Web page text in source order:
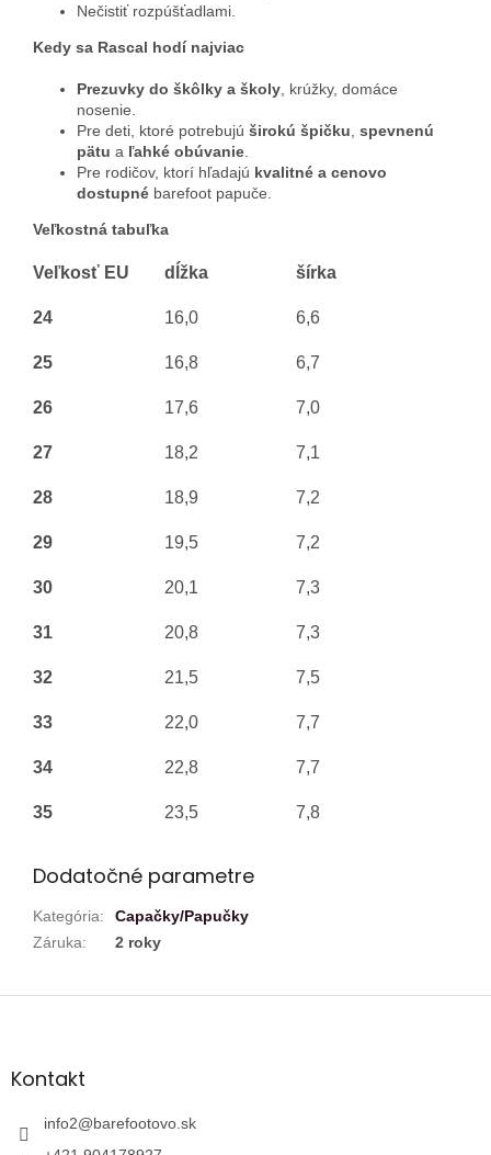
Nečistiť rozpúšťadlami.
Kedy sa Rascal hodí najviac
Prezuvky do škôlky a školy , krúžky, domáce
nosenie.
Pre deti, ktoré potrebujú širokú špičku spevnenú
pätu a ľahké obúvanie
Pre rodičov, ktorí hľadajú kvalitné a cenovo
dostupné barefoot papuče.
Veľkostná tabuľka
Veľkosť EU dĺžka šírka
24 16,0 6,6
25 16,8 6,7
26 17,6 7,0
27 18,2 7,1
28 18,9 7,2
29 19,5 7,2
30 20,1 7,3
31 20,8 7,3
32 21,5 7,5
33 22,0 7,7
34 22,8 7,7
35 23,5 7,8
Dodatočné parametre
Kategória:
Capačky/Papučky
Záruka: 2 roky
Z
äKontakt
info2@barefootovo.sk